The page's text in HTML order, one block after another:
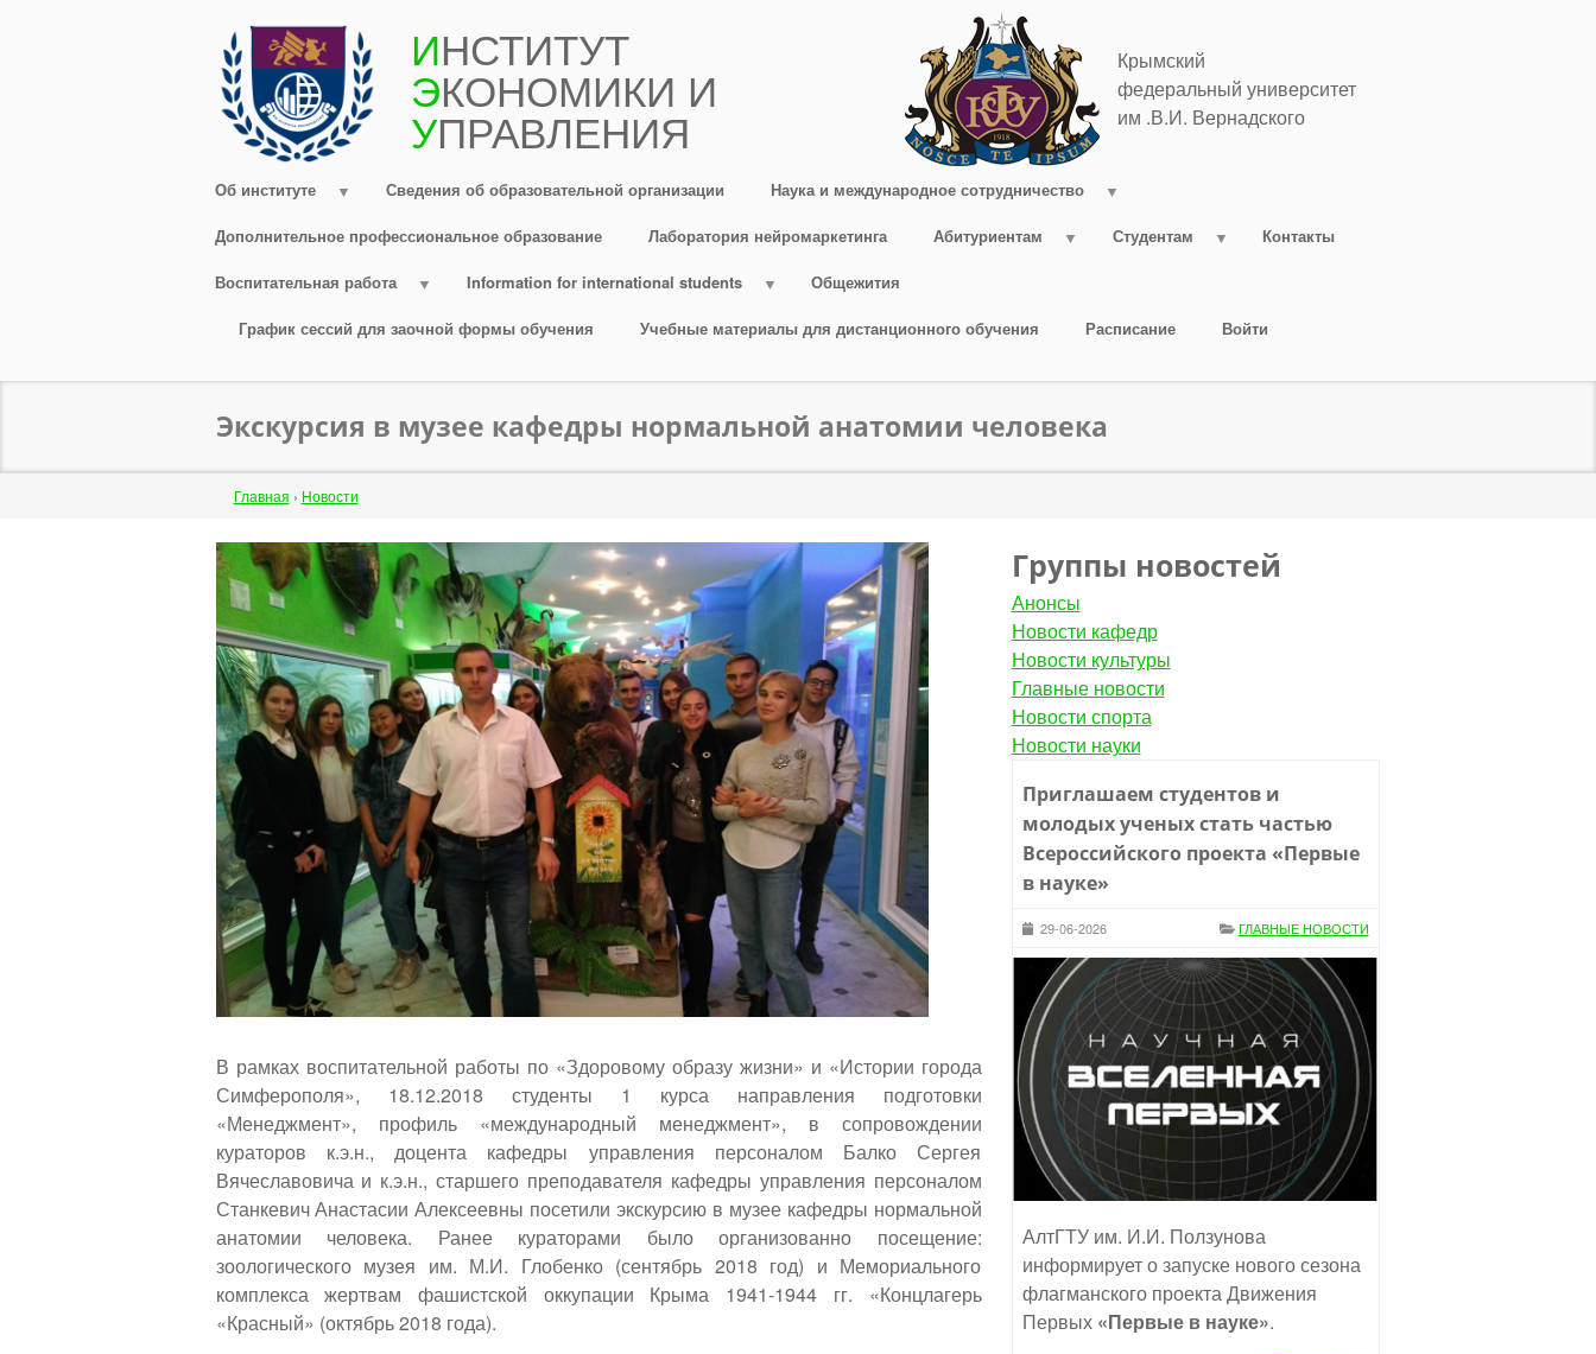
ИНСТИТУТ
ЭКОНОМИКИ И
УПРАВЛЕНИЯ
Крымский
федеральный университет
им .В.И. Вернадского
Об институте Сведения об образовательной организации Наука и международное сотрудничество
Дополнительное профессиональное образование Лаборатория нейромаркетинга Абитуриентам Студентам Контакты
Воспитательная работа Information for international students Общежития
График сессий для заочной формы обучения Учебные материалы для дистанционного обучения Расписание Войти
Экскурсия в музее кафедры нормальной анатомии человека
Строка
навигации
Главная › Новости
Back
to
top
В рамках воспитательной работы по «Здоровому образу жизни» и «Истории города
Симферополя», 18.12.2018 студенты 1 курса направления подготовки
«Менеджмент», профиль «международный менеджмент», в сопровождении
кураторов к.э.н., доцента кафедры управления персоналом Балко Сергея
Вячеславовича и к.э.н., старшего преподавателя кафедры управления персоналом
Станкевич Анастасии Алексеевны посетили экскурсию в музее кафедры нормальной
анатомии человека. Ранее кураторами было организованно посещение:
зоологического музея им. М.И. Глобенко (сентябрь 2018 год) и Мемориального
комплекса жертвам фашистской оккупации Крыма 1941-1944 гг. «Концлагерь
«Красный» (октябрь 2018 года).
Группы новостей
Анонсы
Новости кафедр
Новости культуры
Главные новости
Новости спорта
Новости науки
Приглашаем студентов и
молодых ученых стать частью
Всероссийского проекта «Первые
в науке»
29-06-2026 ГЛАВНЫЕ НОВОСТИ
АлтГТУ им. И.И. Ползунова
информирует о запуске нового сезона
флагманского проекта Движения
Первых «Первые в науке».